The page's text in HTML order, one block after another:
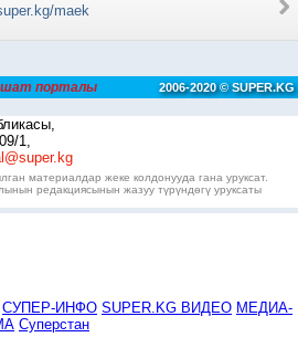
maek
порталы 2006-2020 © SUPER.KG
1,
материалдар жеке колдонууда гана уруксат.
редакциясынын жазуу түрүндөгү уруксаты
СУПЕР-ИНФО SUPER.KG ВИДЕО МЕДИА-
Суперстан